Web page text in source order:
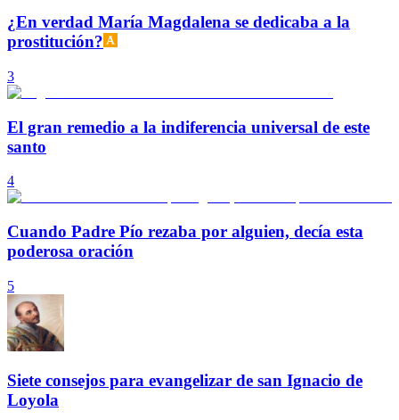
¿En verdad María Magdalena se dedicaba a la
prostitución?
3
El gran remedio a la indiferencia universal de este
santo
4
Cuando Padre Pío rezaba por alguien, decía esta
poderosa oración
5
Siete consejos para evangelizar de san Ignacio de
Loyola